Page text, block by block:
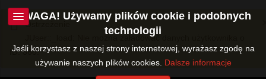
Ostrzeżenie
JUser::_load: Nie można załadować danych użytkownika o
ID: 360.
UWAGA! Używamy plików cookie i podobnych
technologii
Jeśli korzystasz z naszej strony internetowej, wyrażasz zgodę na
używanie naszych plików cookies. Dalsze informacje